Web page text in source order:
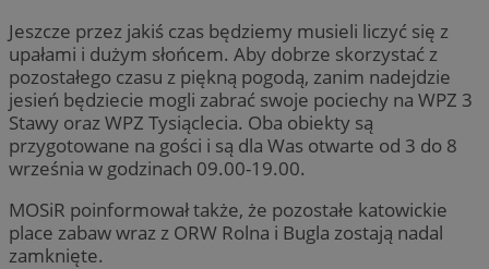
Jeszcze przez jakiś czas będziemy musieli liczyć się z
upałami i dużym słońcem. Aby dobrze skorzystać z
pozostałego czasu z piękną pogodą, zanim nadejdzie
jesień będziecie mogli zabrać swoje pociechy na WPZ 3
Stawy oraz WPZ Tysiąclecia. Oba obiekty są
przygotowane na gości i są dla Was otwarte od 3 do 8
września w godzinach 09.00-19.00.
MOSiR poinformował także, że pozostałe katowickie
place zabaw wraz z ORW Rolna i Bugla zostają nadal
zamknięte.